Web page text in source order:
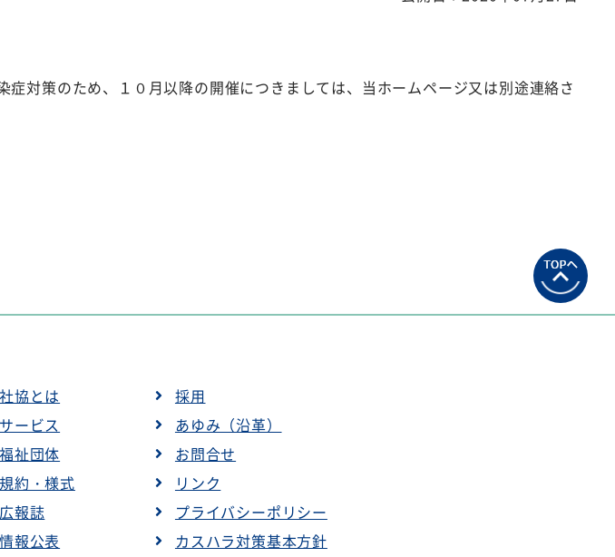
対策のため、１０月以降の開催につきましては、当ホームページ又は別途連絡さ
社協とは
サービス
福祉団体
規約・様式
広報誌
情報公表
採用
あゆみ（沿革）
お問合せ
リンク
プライバシーポリシー
カスハラ対策基本方針